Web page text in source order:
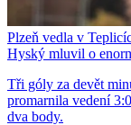
Plzeň vedla v
Hyský mluvil o
Tři góly za devět
promarnila vedení
dva body.